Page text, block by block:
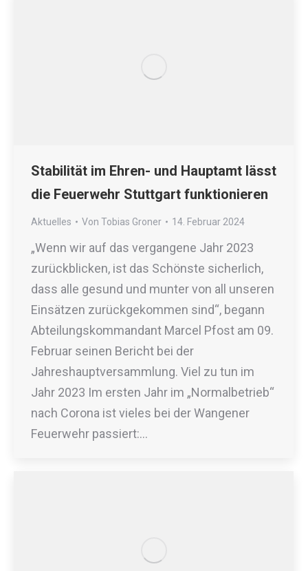
Stabilität im Ehren- und Hauptamt lässt
die Feuerwehr Stuttgart funktionieren
Aktuelles Von Tobias Groner 14. Februar 2024
„Wenn wir auf das vergangene Jahr 2023
zurückblicken, ist das Schönste sicherlich,
dass alle gesund und munter von all unseren
Einsätzen zurückgekommen sind“, begann
Abteilungskommandant Marcel Pfost am 09.
Februar seinen Bericht bei der
Jahreshauptversammlung. Viel zu tun im
Jahr 2023 Im ersten Jahr im „Normalbetrieb“
nach Corona ist vieles bei der Wangener
Feuerwehr passiert:…